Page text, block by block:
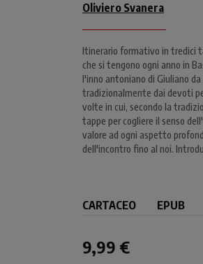
Oliviero Svanera
Itinerario formativo in tredici
che si tengono ogni anno in
l'inno antoniano di Giuliano da
tradizionalmente dai devoti
volte in cui, secondo la
tappe per cogliere il senso
valore ad ogni aspetto
dell'incontro fino al noi.
CARTACEO EPUB
9,99 €